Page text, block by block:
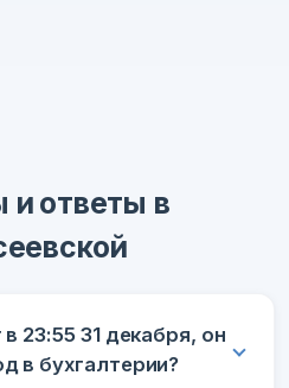
и ответы в
23:55 31 декабря, он
в бухгалтерии?